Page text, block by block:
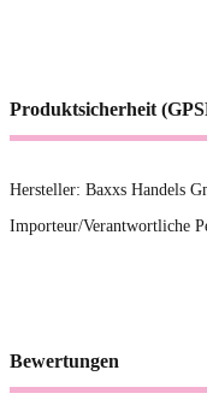
Produktsicherheit
Hersteller: Baxxs Handels
Importeur/Verantwortliche
Bewertungen